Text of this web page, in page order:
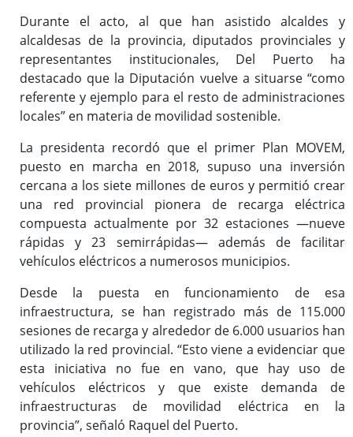
Durante el acto, al que han asistido alcaldes y
alcaldesas de la provincia, diputados provinciales y
representantes institucionales, Del Puerto ha
destacado que la Diputación vuelve a situarse “como
referente y ejemplo para el resto de administraciones
locales” en materia de movilidad sostenible.
La presidenta recordó que el primer Plan MOVEM,
puesto en marcha en 2018, supuso una inversión
cercana a los siete millones de euros y permitió crear
una red provincial pionera de recarga eléctrica
compuesta actualmente por 32 estaciones —nueve
rápidas y 23 semirrápidas— además de facilitar
vehículos eléctricos a numerosos municipios.
Desde la puesta en funcionamiento de esa
infraestructura, se han registrado más de 115.000
sesiones de recarga y alrededor de 6.000 usuarios han
utilizado la red provincial. “Esto viene a evidenciar que
esta iniciativa no fue en vano, que hay uso de
vehículos eléctricos y que existe demanda de
infraestructuras de movilidad eléctrica en la
provincia”, señaló Raquel del Puerto.